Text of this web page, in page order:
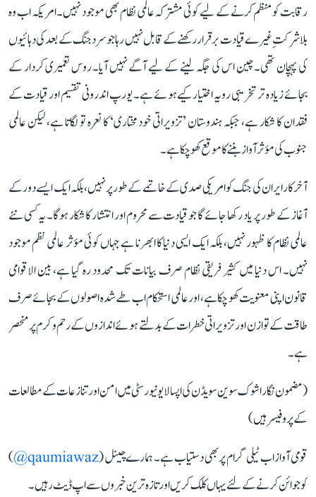
رقابت کو منظم کرنے کے لیے کوئی مشترکہ عالمی نظام بھی موجود نہیں۔ امریکہ اب وہ
بلاشرکتِ غیرے قیادت برقرار رکھنے کے قابل نہیں رہا جو سرد جنگ کے بعد کی دہائیوں
کی پہچان تھی۔ چین اس کی جگہ لینے کے لیے آگے نہیں آیا۔ روس تعمیری کردار کے
بجائے زیادہ تر تخریبی رویہ اختیار کیے ہوئے ہے۔ یورپ اندرونی تقسیم اور قیادت کے
فقدان کا شکار ہے، جبکہ ہندوستان ’تزویراتی خود مختاری‘ کا نعرہ تو لگاتا ہے، لیکن عالمی
جنوب کی مؤثر آواز بننے کا موقع کھو چکا ہے۔
آخرکار ایران کی جنگ کو امریکی صدی کے خاتمے کے طور پر نہیں، بلکہ ایک ایسے دور کے
آغاز کے طور پر یاد رکھا جائے گا جو قیادت سے محروم اور انتشار کا شکار ہوگا۔ یہ کسی نئے
عالمی نظام کا ظہور نہیں، بلکہ ایک ایسی دنیا کا ابھرنا ہے جہاں کوئی مؤثر عالمی نظم موجود
نہیں۔ اس دنیا میں کثیر فریقی نظام صرف بیانات تک محدود رہ گیا ہے، بین الاقوامی
قانون اپنی معنویت کھو چکا ہے، اور عالمی استحکام اب طے شدہ اصولوں کے بجائے صرف
طاقت کے توازن اور تزویراتی خطرات کے بدلتے ہوئے اندازوں کے رحم و کرم پر منحصر
ہے۔
(مضمون نگار اشوک سوین سویڈن کی اپسالا یونیورسٹی میں امن اور تنازعات کے مطالعات
کے پروفیسر ہیں)
قومی آواز اب ٹیلی گرام پر بھی دستیاب ہے۔ ہمارے چینل (qaumiawaz@
)
کو جوائن کرنے کے لئے یہاں کلک کریں اور تازہ ترین خبروں سے اپ ڈیٹ رہیں۔